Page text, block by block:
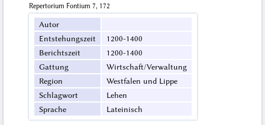
Repertorium Fontium 7, 172
Autor
Entstehungszeit
1200-1400
Berichtszeit
1200-1400
Gattung
Wirtschaft/Verwaltung
Region
Westfalen und Lippe
Schlagwort
Lehen
Sprache
Lateinisch